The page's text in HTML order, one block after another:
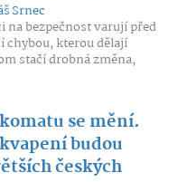
Srnec
na bezpečnost varují před
chybou, kterou dělají
stačí drobná změna,
se mění.
budou
českých